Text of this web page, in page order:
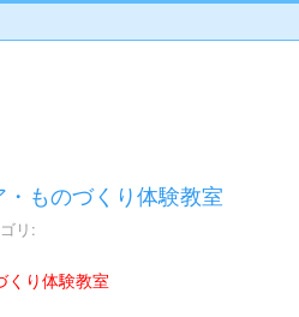
ものづくり体験教室
リ:
り体験教室